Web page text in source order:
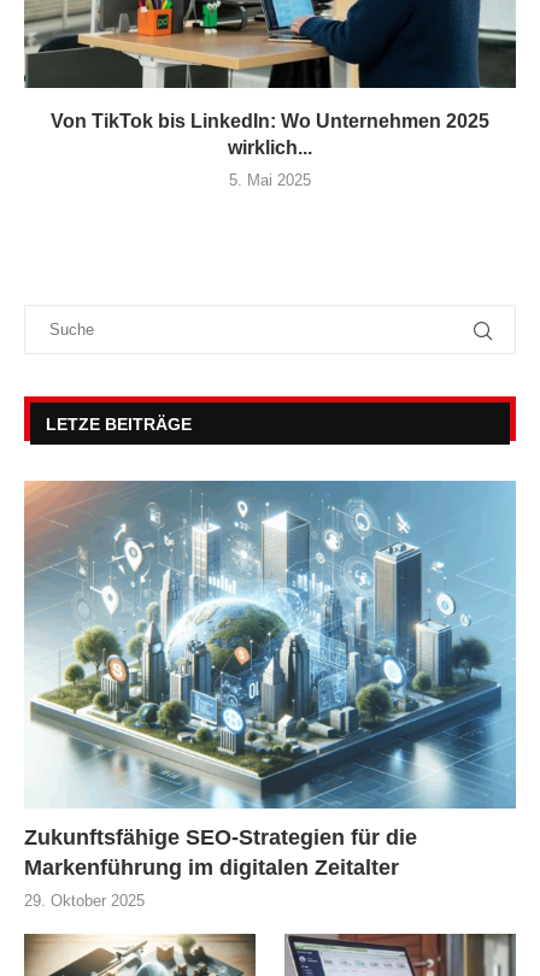
Von TikTok bis LinkedIn: Wo Unternehmen 2025
wirklich...
5. Mai 2025
LETZE BEITRÄGE
Zukunftsfähige SEO-Strategien für die
Markenführung im digitalen Zeitalter
29. Oktober 2025